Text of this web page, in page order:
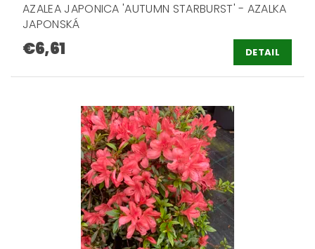
AZALEA JAPONICA 'AUTUMN STARBURST' - AZALKA
JAPONSKÁ
€6,61 DETAIL